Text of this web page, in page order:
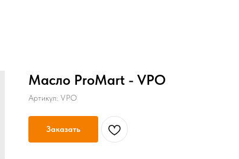
Масло ProMart - VPO
Артикул: VPO
Заказать